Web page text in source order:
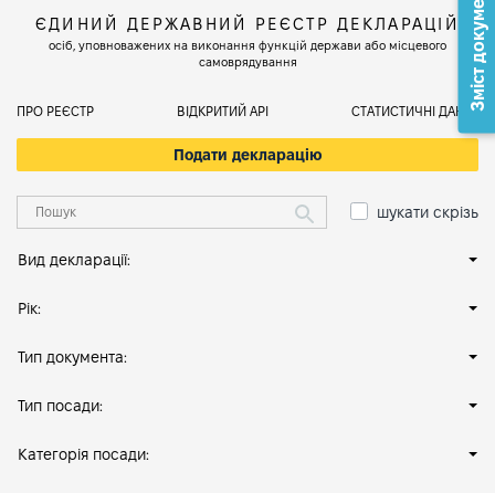
ЄДИНИЙ ДЕРЖАВНИЙ РЕЄСТР ДЕКЛАРАЦІЙ
осіб, уповноважених на виконання функцій держави або місцевого
самоврядування
ПРО РЕЄСТР ВІДКРИТИЙ АРІ СТАТИСТИЧНІ ДАНІ
Подати декларацію
шукати скрізь
Вид декларації:
Рік:
Тип документа:
Тип посади:
Категорія посади:
Зміст документа